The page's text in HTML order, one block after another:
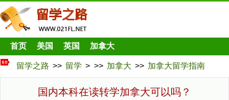
首页 美国 英国 加拿大
留学之路 >> 留学 > >> 加拿大 >> 加拿大留学指南
国内本科在读转学加拿大可以吗？